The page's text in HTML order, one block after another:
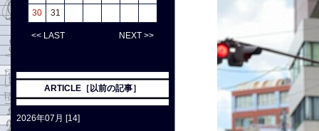
30
31
<< LAST NEXT >>
ARTICLE［以前の記事］
2026年07月 [14]